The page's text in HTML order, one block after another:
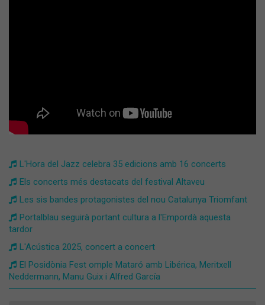
L'Hora del Jazz celebra 35 edicions amb 16 concerts
Els concerts més destacats del festival Altaveu
Les sis bandes protagonistes del nou Catalunya Triomfant
Portalblau seguirà portant cultura a l'Empordà aquesta
tardor
L'Acústica 2025, concert a concert
El Posidònia Fest omple Mataró amb Libérica, Meritxell
Neddermann, Manu Guix i Alfred García